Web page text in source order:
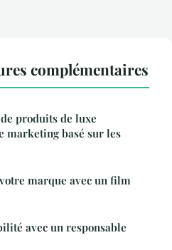
complémentaires
produits de luxe
marketing basé sur les
marque avec un film
avec un responsable